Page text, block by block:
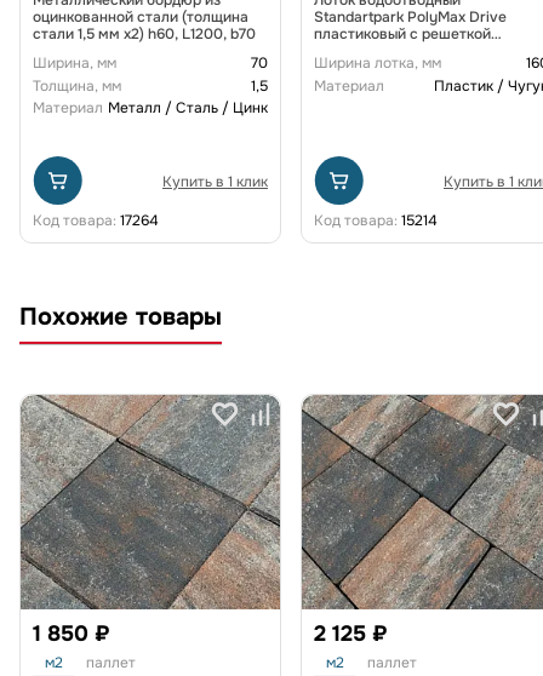
оцинкованной стали (толщина
стали 1,5 мм x2) h60, L1200, b70
Ширина, мм
70
Толщина, мм
1,5
Материал Металл / Сталь / Цинк
Купить в 1 клик
Код товара: 17264
Standartpark PolyMax Drive
пластиковый с решеткой
(комплект) 0805034-М
Ширина лотка, мм
Материал
Пластик /
Купить в 1
Код товара: 15214
Похожие товары
1 850 ₽
м2 паллет
2 125 ₽
м2 паллет